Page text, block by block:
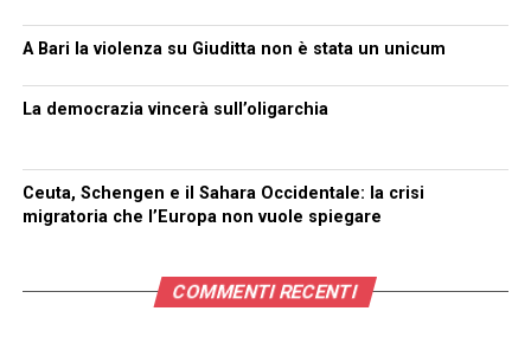
A Bari la violenza su Giuditta non è stata un unicum
La democrazia vincerà sull’oligarchia
Ceuta, Schengen e il Sahara Occidentale: la crisi
migratoria che l’Europa non vuole spiegare
COMMENTI RECENTI